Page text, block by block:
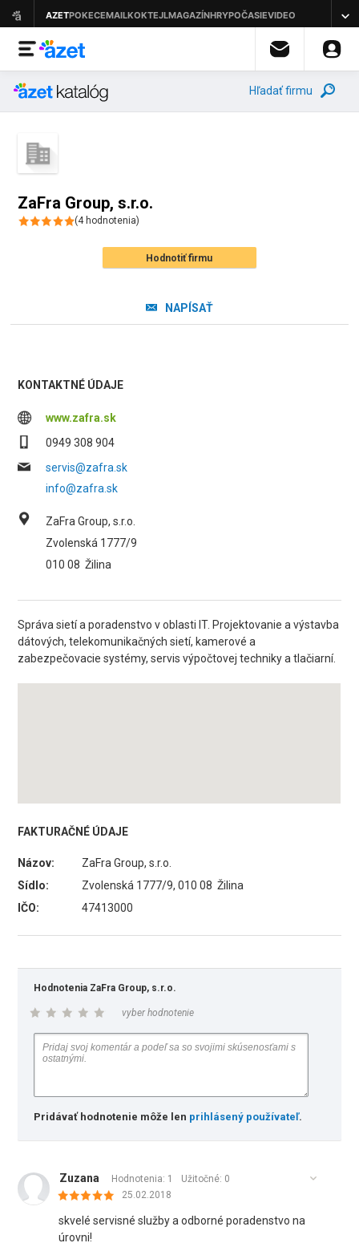
Hľadať firmu
ZaFra Group, s.r.o.
(4hodnotenia)
Hodnotiť firmu
NAPÍSAŤ
KONTAKTNÉ ÚDAJE
www.zafra.sk
0949 308 904
servis@zafra.sk
info@zafra.sk
ZaFra Group, s.r.o.
Zvolenská 1777/9
010 08 Žilina
Správa sietí a poradenstvo v oblasti IT. Projektovanie a výstavba
dátových, telekomunikačných sietí, kamerové a
zabezpečovacie systémy, servis výpočtovej techniky a tlačiarní.
FAKTURAČNÉ ÚDAJE
Názov:
ZaFra Group, s.r.o.
Sídlo:
Zvolenská 1777/9, 010 08 Žilina
IČO:
47413000
Hodnotenia ZaFra Group, s.r.o.
vyber hodnotenie
Pridávať hodnotenie môže len prihlásený používateľ.
Zuzana Hodnotenia: 1 Užitočné: 0
25.02.2018
skvelé servisné služby a odborné poradenstvo na
úrovni!